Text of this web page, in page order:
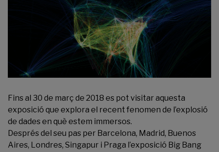
Fins al 30 de març de 2018 es pot visitar aquesta
exposició que explora el recent fenomen de l’explosió
de dades en què estem immersos.
Després del seu pas per Barcelona, Madrid, Buenos
Aires, Londres, Singapur i Praga l’exposició Big Bang